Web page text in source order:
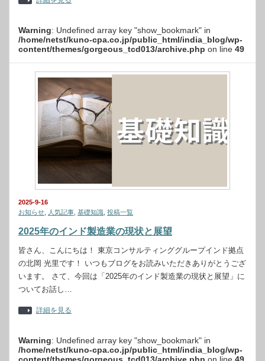
Warning: Undefined array key "show_bookmark" in
/home/netst/kuno-cpa.co.jp/public_html/india_blog/wp-
content/themes/gorgeous_tcd013/archive.php on line 49
2025-9-16
お知らせ
人気記事 基礎知識 投稿一覧
2025年のインド製造業の現状と展望
皆さん、こんにちは！ 東京コンサルティンググループインド拠点
の北岡 光里です！ いつもブログをお読みいただきありがとうござ
います。 さて、今回は「2025年のインド製造業の現状と展望」に
ついてお話し…
詳細を見る
Warning: Undefined array key "show_bookmark" in
/home/netst/kuno-cpa.co.jp/public_html/india_blog/wp-